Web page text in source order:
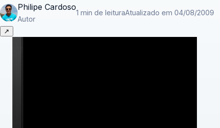
Philipe Cardoso
Autor
1 min de leituraAtualizado em 04/08/2009
↗